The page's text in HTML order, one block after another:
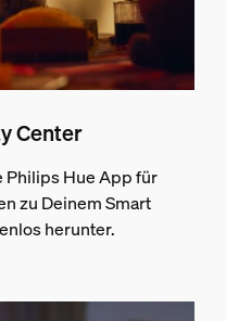
Center
Philips Hue App für
zu Deinem Smart
herunter.